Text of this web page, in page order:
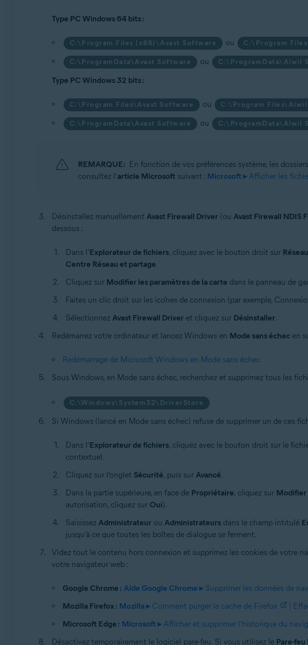
Type PC Windows 64 bits :
C:\Program Files (x86)\Avast Software ou C:\Program
C:\ProgramData\Avast Software ou C:\ProgramData\Alwil
Type PC Windows 32 bits :
C:\Program Files\Avast Software ou C:\Program Files\Alwil
C:\ProgramData\Avast Software ou C:\ProgramData\Alwil
REMARQUE: En fonction de vos préférences système, les
consultez l’article Microsoft suivant : Microsoft ▸Afficher les
Désinstallez manuellement Avast Firewall Driver (ou Avast Firewall NDIS
dessous :
Dans l’Explorateur de fichiers, cliquez avec le bouton droit sur Réseau
Centre Réseau et partage.
Cliquez sur Modifier les paramètres de la carte dans le panneau de
Faites un clic droit sur les icônes de connexion (par exemple,
Sélectionnez Avast Firewall Driver et cliquez sur Désinstaller.
Redémarrez votre ordinateur et lancez Windows en Mode sans échecen
Redémarrage de Microsoft Windows en Mode sans échec
Sous Windows, en Mode sans échec, recherchez et supprimez tous les
C:\Windows\System32\DriverStore
Si Windows (lancé en Mode sans échec) refuse de supprimer un de ces
Dans l’Explorateur de fichiers, cliquez avec le bouton droit sur le
contextuel.
Cliquez sur l’onglet Sécurité, puis sur Avancé.
Dans la partie supérieure, en face de Propriétaire, cliquez sur Modifier
autorisation, cliquez sur Oui).
Saisissez Administrateur ou Administrateursdans le champ intitulé
jusqu’à ce que toutes les boîtes de dialogue se ferment.
Videz tout le contenu hors connexion et supprimez les cookies de votre
votre navigateur web :
Google Chrome : Aide Google Chrome ▸Supprimer les données de
Mozilla Firefox : Mozilla ▸Comment purger le cache de Firefox
Microsoft Edge : Microsoft ▸Afficher et supprimer l’historique du
Désactivez temporairement le logiciel pare-feu. Si vous utilisez le Pare-